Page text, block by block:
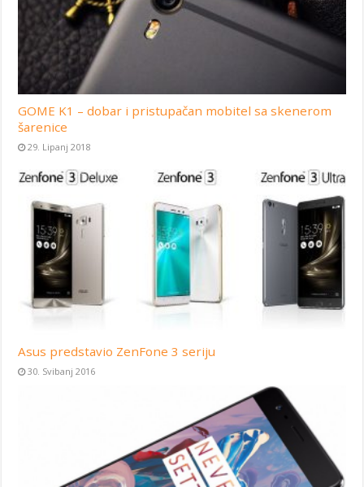
GOME K1 – dobar i pristupačan mobitel sa skenerom
šarenice
29. Lipanj 2018
Asus predstavio ZenFone 3 seriju
30. Svibanj 2016